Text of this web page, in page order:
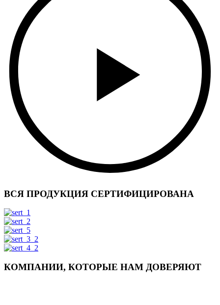
ВСЯ ПРОДУКЦИЯ СЕРТИФИЦИРОВАНА
КОМПАНИИ, КОТОРЫЕ НАМ ДОВЕРЯЮТ